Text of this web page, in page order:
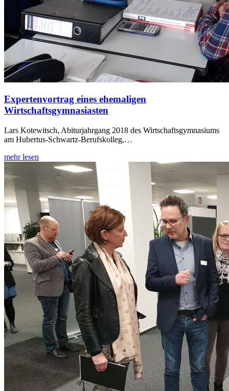
Expertenvortrag eines ehemaligen
Wirtschaftsgymnasiasten
Lars Kotewitsch, Abiturjahrgang 2018 des Wirtschaftsgymnasiums
am Hubertus-Schwartz-Berufskolleg,…
mehr lesen